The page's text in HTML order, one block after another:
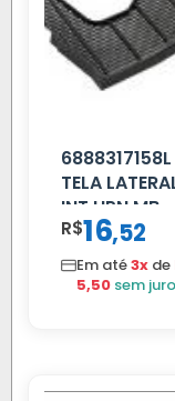
TELA
INT HPN MB
709/MB 1618
TELA
R$16,52
Em até3x de
5,50 sem